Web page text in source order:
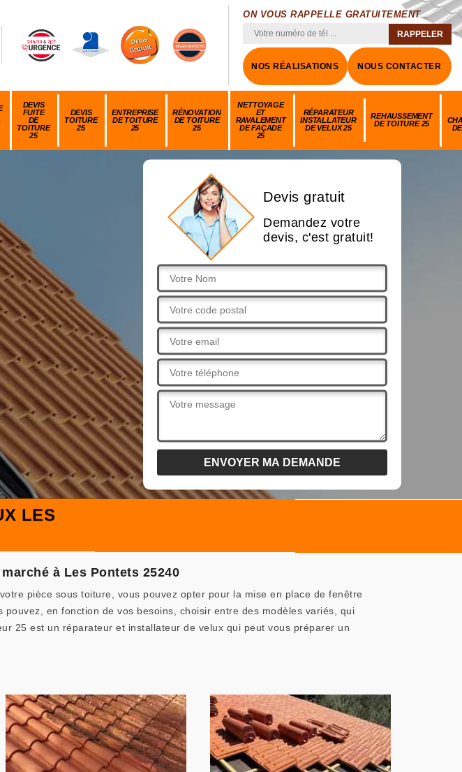
ON VOUS RAPPELLE GRATUITEMENT
NOS RÉALISATIONS NOUS CONTACTER
DEVIS
FUITE
DE
TOITURE
25
DEVIS
TOITURE
25
ENTREPRISE
DE TOITURE
25
RÉNOVATION
DE TOITURE
25
NETTOYAGE
ET
RAVALEMENT
DE FAÇADE
25
RÉPARATEUR
INSTALLATEUR
DE VELUX 25
REHAUSSEMENT
DE TOITURE 25
Devis gratuit
Demandez votre
devis, c'est gratuit!
LES
à Les Pontets 25240
pièce sous toiture, vous pouvez opter pour la mise en place de fenêtre
en fonction de vos besoins, choisir entre des modèles variés, qui
25 est un réparateur et installateur de velux qui peut vous préparer un